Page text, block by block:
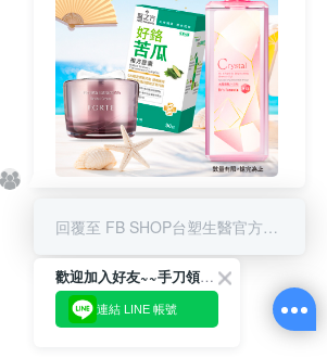
回覆至 FB SHOP台塑生醫官方商城
歡迎加入好友~~手刀領優惠!
連結 LINE 帳號